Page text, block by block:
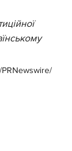
PRNewswire/